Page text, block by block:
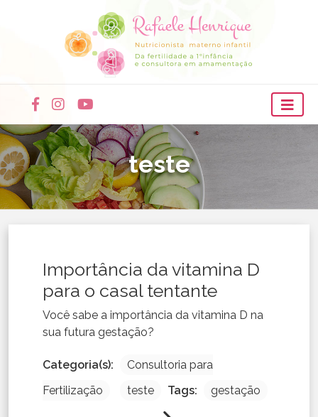
teste
Importância da vitamina D
para o casal tentante
Você sabe a importância da vitamina D na
sua futura gestação?
Categoria(s):
Consultoria para
Fertilização
teste Tags: gestação